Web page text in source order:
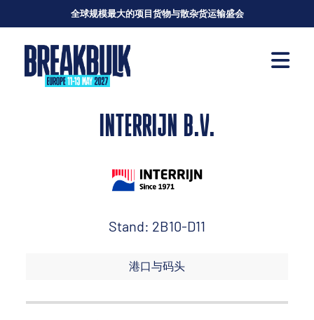
全球规模最大的项目货物与散杂货运输盛会
INTERRIJN B.V.
Stand: 2B10-D11
港口与码头